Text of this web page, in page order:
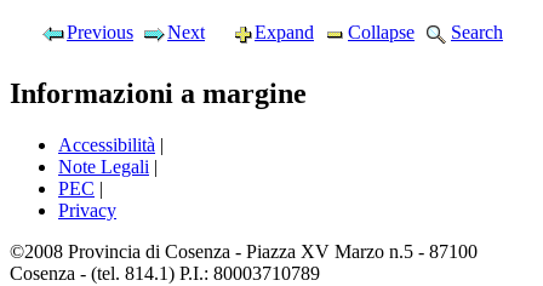
Previous Next Expand Collapse Search
Informazioni a margine
Accessibilità |
Note Legali |
PEC |
Privacy
©2008 Provincia di Cosenza - Piazza XV Marzo n.5 - 87100
Cosenza - (tel. 814.1) P.I.: 80003710789